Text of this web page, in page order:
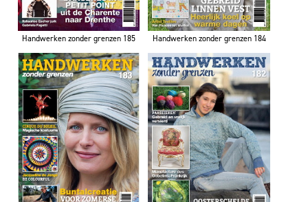
Handwerken zonder grenzen 185 Handwerken zonder grenzen 184